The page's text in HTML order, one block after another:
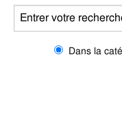
Dans la